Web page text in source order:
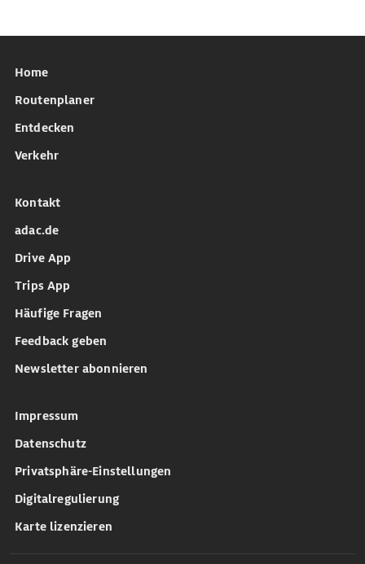
Home
Routenplaner
Entdecken
Verkehr
Kontakt
adac.de
Drive App
Trips App
Häufige Fragen
Feedback geben
Newsletter abonnieren
Impressum
Datenschutz
Privatsphäre-Einstellungen
Digitalregulierung
Karte lizenzieren